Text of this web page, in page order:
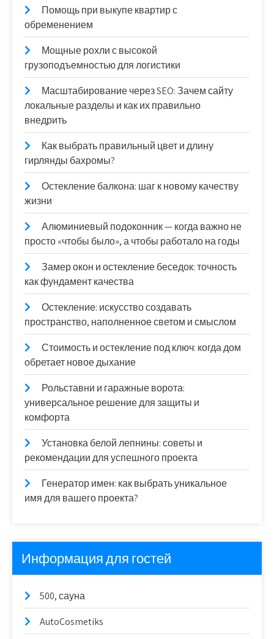
Помощь при выкупе квартир с
обременением
Мощные рохли с высокой
грузоподъемностью для логистики
Масштабирование через SEO: Зачем сайту
локальные разделы и как их правильно
внедрить
Как выбрать правильный цвет и длину
гирлянды бахромы?
Остекление балкона: шаг к новому качеству
жизни
Алюминиевый подоконник — когда важно не
просто «чтобы было», а чтобы работало на годы
Замер окон и остекление беседок: точность
как фундамент качества
Остекление: искусство создавать
пространство, наполненное светом и смыслом
Стоимость и остекление под ключ: когда дом
обретает новое дыхание
Рольставни и гаражные ворота:
универсальное решение для защиты и
комфорта
Установка белой лепнины: советы и
рекомендации для успешного проекта
Генератор имен: как выбрать уникальное
имя для вашего проекта?
Информация для гостей
500, сауна
AutoCosmetiks